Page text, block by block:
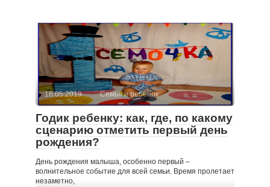
16.05.2019 Семья и ребенок
Годик ребенку: как, где, по какому
сценарию отметить первый день
рождения?
День рождения малыша, особенно первый –
волнительное событие для всей семьи. Время пролетает
незаметно,